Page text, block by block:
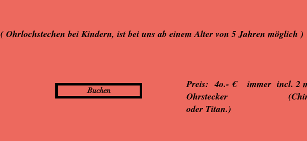
( Ohrlochstechen bei Kindern, ist bei uns ab einem Alter von 5 Jahren möglich )
Buchen
Preis: 4o.- € immer incl. 2
Ohrstecker
oder Titan.)